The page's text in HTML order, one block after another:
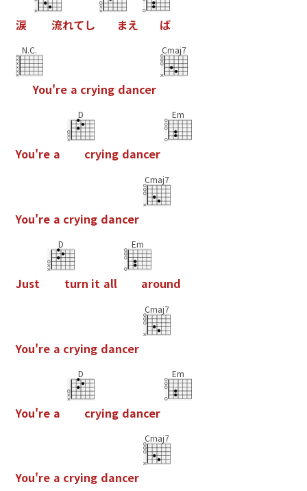
涙 流れてし まえ ば
N.C.
You're a crying dancer
Cmaj7
You're a
D
crying dancer
Em
You're a crying dancer
Cmaj7
Just
D
turn it all
Em
around
You're a crying dancer
Cmaj7
You're a
D
crying dancer
Em
You're a crying dancer
Cmaj7